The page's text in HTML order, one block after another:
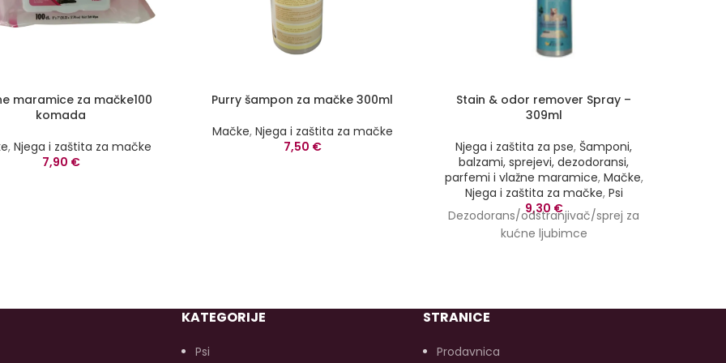
maramice za mačke100
komada
, Njega i zaštita za mačke
7,90 €
Purry šampon za mačke 300ml
Mačke, Njega i zaštita za mačke
7,50 €
Stain & odor remover Spray –
309ml
Njega i zaštita za pse, Šamponi,
balzami, sprejevi, dezodoransi,
parfemi i vlažne maramice, Mačke,
Njega i zaštita za mačke, Psi
9,30 €
Dezodorans/odstranjivač/sprej za
kućne ljubimce
KATEGORIJE
Psi
STRANICE
Prodavnica